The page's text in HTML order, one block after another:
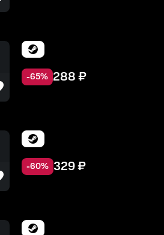
-65% 288₽
-60% 329₽